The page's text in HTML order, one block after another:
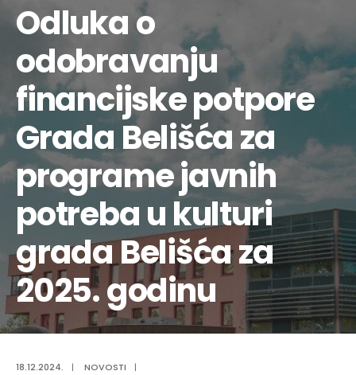
Odluka o
odobravanju
financijske potpore
Grada Belišća za
programe javnih
potreba u kulturi
grada Belišća za
2025. godinu
18.12.2024. | NOVOSTI |